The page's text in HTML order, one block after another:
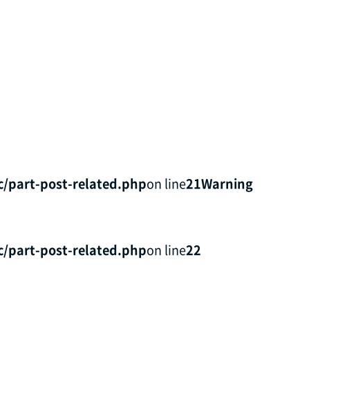
part-post-related.phpon line21Warning
part-post-related.phpon line22